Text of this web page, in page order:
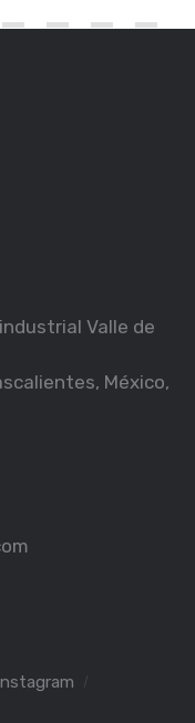
Valle de
México,